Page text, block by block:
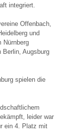
integriert.
Offenbach,
und
Nürnberg
Berlin, Augsburg
spielen die
leider war
ein 4. Platz mit